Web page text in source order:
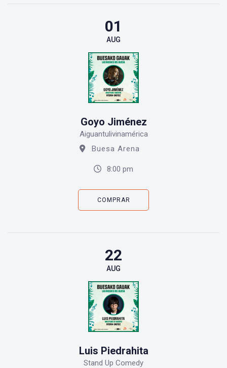
01
AUG
Goyo Jiménez
Aiguantulivinamérica
Buesa Arena
8:00 pm
COMPRAR
22
AUG
Luis Piedrahita
Stand Up Comedy